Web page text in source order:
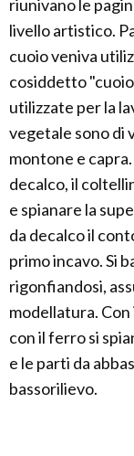
riunivano le
livello artistico.
cuoio veniva
cosiddetto
utilizzate per la
vegetale sono di
montone e
decalco, il
e spianare la
da decalco il
primo incavo. Si
rigonfiandosi,
modellatura.
con il ferro si
e le parti da
bassorilievo.